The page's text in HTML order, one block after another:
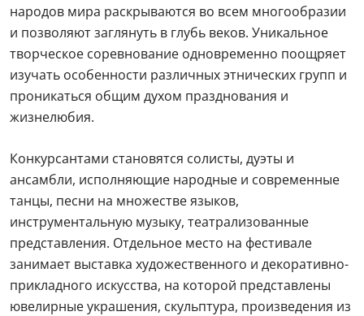
народов мира раскрываются во всем многообразии
и позволяют заглянуть в глубь веков. Уникальное
творческое соревнование одновременно поощряет
изучать особенности различных этнических групп и
проникаться общим духом празднования и
жизнелюбия.
Конкурсантами становятся солисты, дуэты и
ансамбли, исполняющие народные и современные
танцы, песни на множестве языков,
инструментальную музыку, театрализованные
представления. Отдельное место на фестивале
занимает выставка художественного и декоративно-
прикладного искусства, на которой представлены
ювелирные украшения, скульптура, произведения из